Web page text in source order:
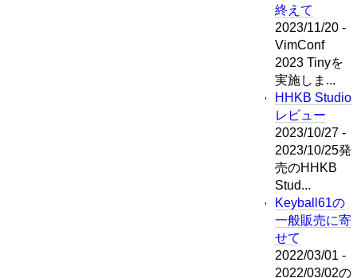
終えて
2023/11/20 -
VimConf
2023 Tinyを
実施しま...
HHKB Studio
レビュー
2023/10/27 -
2023/10/25発
売のHHKB
Stud...
Keyball61の
一般販売に寄
せて
2022/03/01 -
2022/03/02の